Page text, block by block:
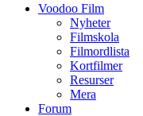
Voodoo Film
Nyheter
Filmskola
Filmordlista
Kortfilmer
Resurser
Mera
Forum